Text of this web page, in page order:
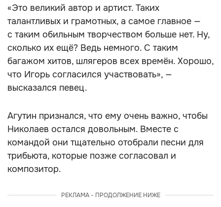
«Это великий автор и артист. Таких
талантливых и грамотных, а самое главное —
с таким обильным творчеством больше нет. Ну,
сколько их ещё? Ведь немного. С таким
багажом хитов, шлягеров всех времён. Хорошо,
что Игорь согласился участвовать», —
высказался певец.
Агутин признался, что ему очень важно, чтобы
Николаев остался довольным. Вместе с
командой они тщательно отобрали песни для
трибьюта, которые позже согласовал и
композитор.
РЕКЛАМА - ПРОДОЛЖЕНИЕ НИЖЕ